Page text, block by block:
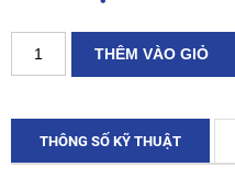
THÔNG SỐ KỸ THUẬT